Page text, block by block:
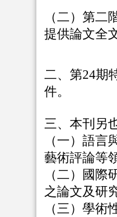
（二） 第二
提供論文全
二、第24期
件。
三、本刊另
（一）語
藝術評論等
（二）
國際
之論文及研
（三）學術